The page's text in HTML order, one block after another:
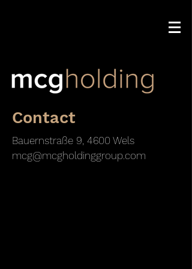
Contact
Bauernstraße 9, 4600 Wels
mcg@mcgholdinggroup.com